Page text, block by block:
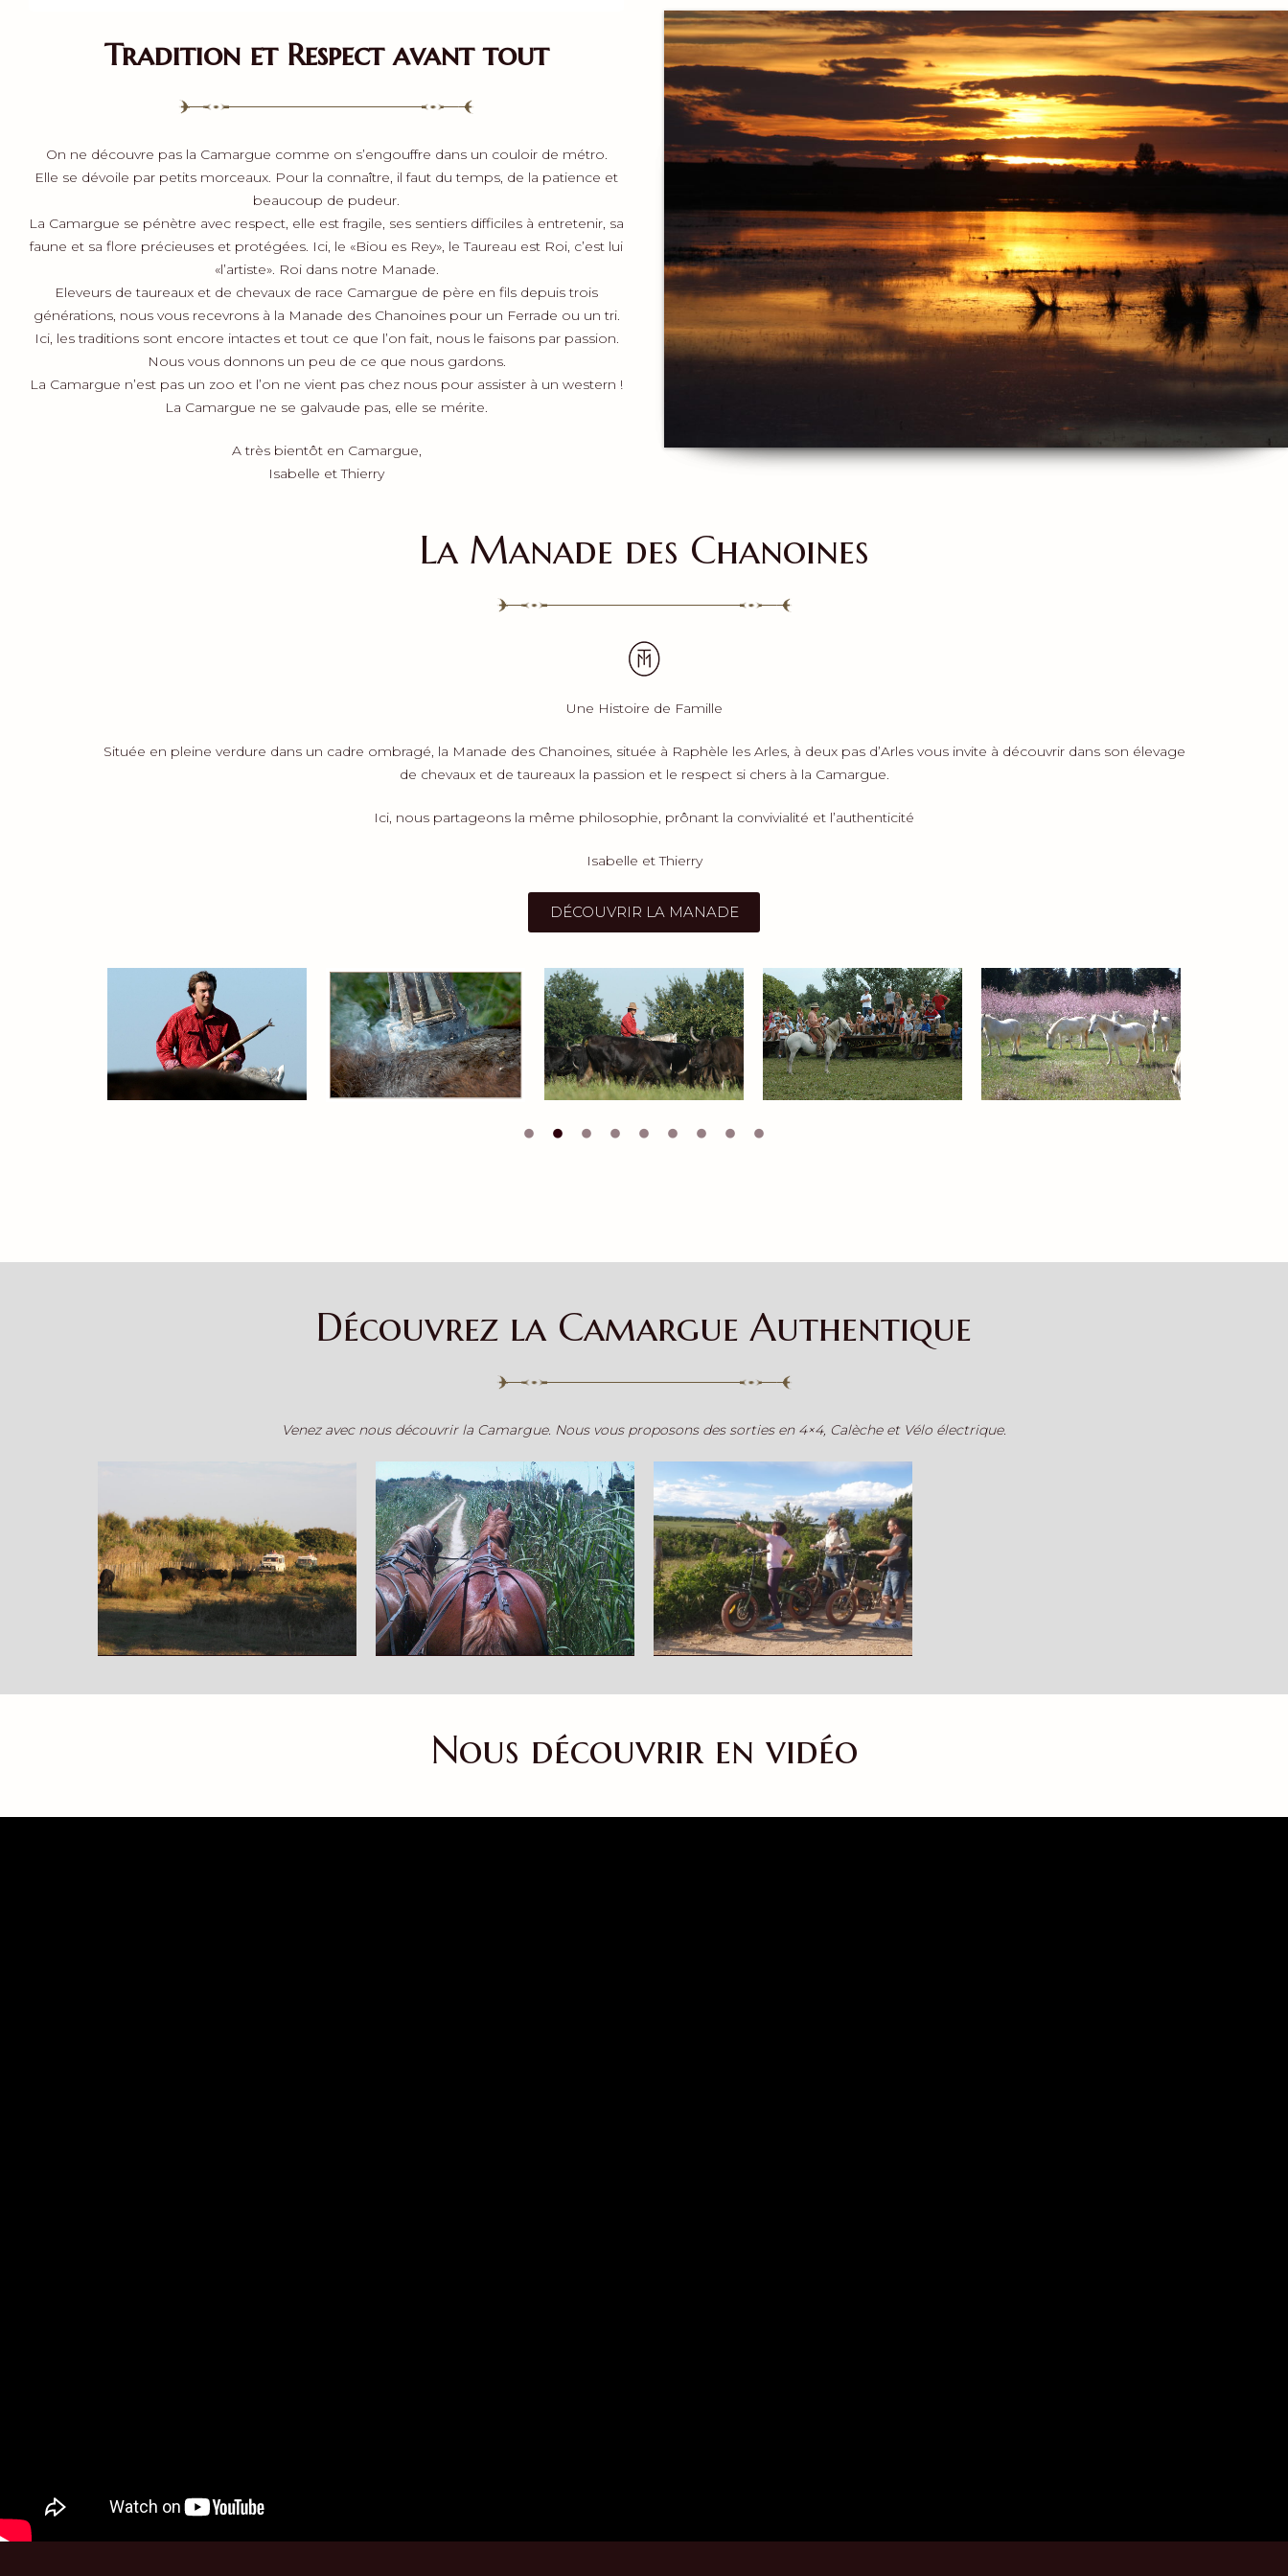
Tradition et Respectavant tout
On ne découvre pas la Camargue comme on s’engouffre dans un couloir de métro.
Elle se dévoile par petits morceaux. Pour la connaître, il faut du temps, de la patience et
beaucoup de pudeur.
La Camargue se pénètre avec respect, elle est fragile, ses sentiers difficiles à entretenir, sa
faune et sa flore précieuses et protégées. Ici, le «Biou es Rey», le Taureau est Roi, c’est lui
«l’artiste». Roi dans notre Manade.
Eleveurs de taureaux et de chevaux de race Camargue de père en fils depuis trois
générations, nous vous recevrons à la Manade des Chanoines pour un Ferrade ou un tri.
Ici, les traditions sont encore intactes et tout ce que l’on fait, nous le faisons par passion.
Nous vous donnons un peu de ce que nous gardons.
La Camargue n’est pas un zoo et l’on ne vient pas chez nous pour assister à un western !
La Camargue ne se galvaude pas, elle se mérite.
A très bientôt en Camargue,
Isabelle et Thierry
La Manade des Chanoines
Une Histoire de Famille
Située en pleine verdure dans un cadre ombragé, la Manade des Chanoines, située à Raphèle les Arles, à deux pas d’Arles vous invite à découvrir dans son élevage
de chevaux et de taureaux la passion et le respect si chers à la Camargue.
Ici, nous partageons la même philosophie, prônant la convivialité et l’authenticité
Isabelle et Thierry
DÉCOUVRIR LA MANADE
Découvrez la Camargue Authentique
Venez avec nous découvrir la Camargue. Nous vous proposons des sorties en 4×4, Calèche et Vélo électrique.
Nous découvrir en vidéo